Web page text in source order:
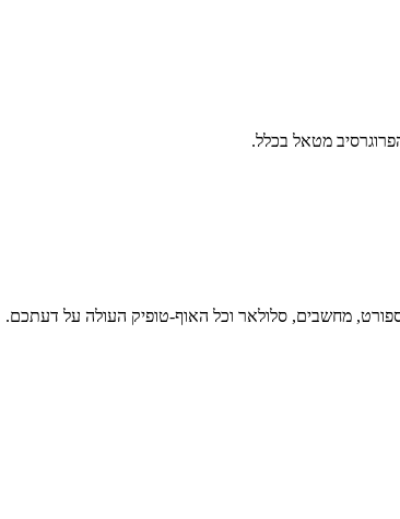
מטאל בכלל.
מחשבים, סלולאר וכל האוף-טופיק העולה על דעתכם.